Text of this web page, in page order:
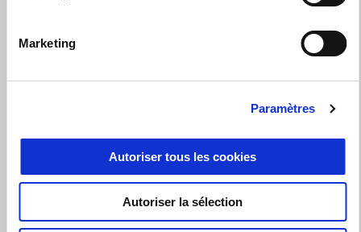
Marketing
Paramètres
Autoriser tous les cookies
Autoriser la sélection
Accompagnement administratif sinistres
Carrosserie
Vêtements et gadgets